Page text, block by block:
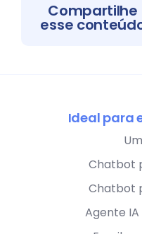
Compartilhe
esse
Ideal para
Chatbot
Chatbot
Agente